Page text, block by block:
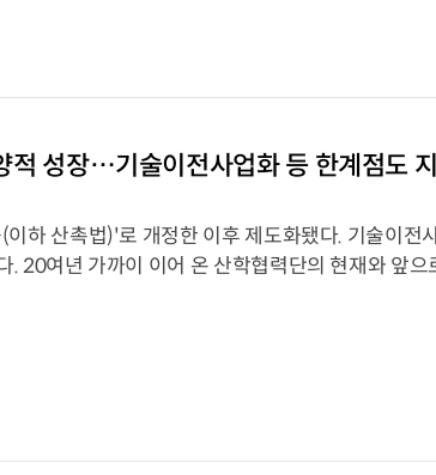
적 성장…기술이전사업화 등 한계점도
하 산촉법)'로 개정한 이후 제도화됐다. 기술이전
20여년 가까이 이어 온 산학협력단의 현재와 앞으